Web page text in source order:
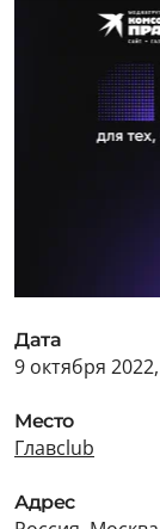
Дата
9 октября
Место
Главclub
Адрес